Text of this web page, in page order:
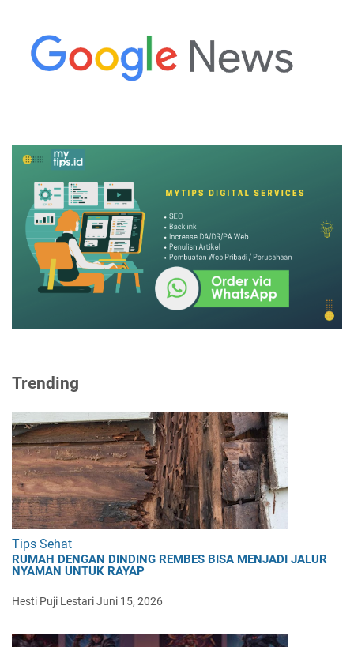
Trending
Tips Sehat
RUMAH DENGAN DINDING REMBES BISA MENJADI JALUR
NYAMAN UNTUK RAYAP
Hesti Puji LestariJuni 15, 2026